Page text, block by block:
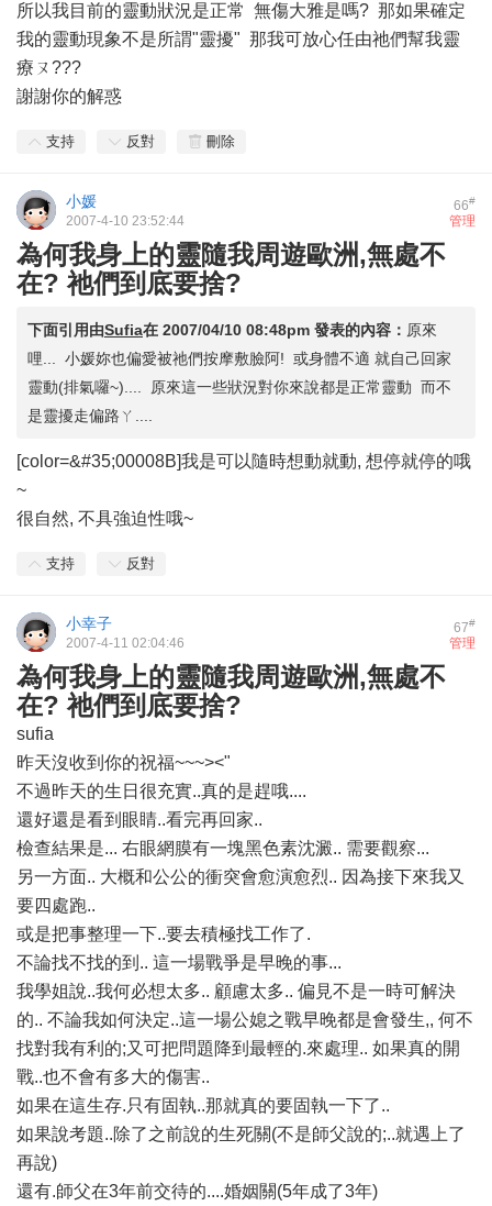
所以我目前的靈動狀況是正常 無傷大雅是嗎? 那如果確定
我的靈動現象不是所謂"靈擾" 那我可放心任由祂們幫我靈
療ㄡ???
謝謝你的解惑
支持 反對 刪除
66#
小媛
管理
2007-4-10 23:52:44
為何我身上的靈隨我周遊歐洲,無處不
在? 祂們到底要捨?
下面引用由Sufia在 2007/04/10 08:48pm 發表的內容： 原來
哩... 小媛妳也偏愛被祂們按摩敷臉阿! 或身體不適 就自己回家
靈動(排氣囉~).... 原來這一些狀況對你來說都是正常靈動 而不
是靈擾走偏路ㄚ....
[color=&#35;00008B]我是可以隨時想動就動, 想停就停的哦
~
很自然, 不具強迫性哦~
支持 反對
67#
小幸子
管理
2007-4-11 02:04:46
為何我身上的靈隨我周遊歐洲,無處不
在? 祂們到底要捨?
sufia
昨天沒收到你的祝福~~~><"
不過昨天的生日很充實..真的是趕哦....
還好還是看到眼睛..看完再回家..
檢查結果是... 右眼網膜有一塊黑色素沈澱.. 需要觀察...
另一方面.. 大概和公公的衝突會愈演愈烈.. 因為接下來我又
要四處跑..
或是把事整理一下..要去積極找工作了.
不論找不找的到.. 這一場戰爭是早晚的事...
我學姐說..我何必想太多.. 顧慮太多.. 偏見不是一時可解決
的.. 不論我如何決定..這一場公媳之戰早晚都是會發生,, 何不
找對我有利的;又可把問題降到最輕的.來處理.. 如果真的開
戰..也不會有多大的傷害..
如果在這生存.只有固執..那就真的要固執一下了..
如果說考題..除了之前說的生死關(不是師父說的;..就遇上了
再說)
還有.師父在3年前交待的....婚姻關(5年成了3年)